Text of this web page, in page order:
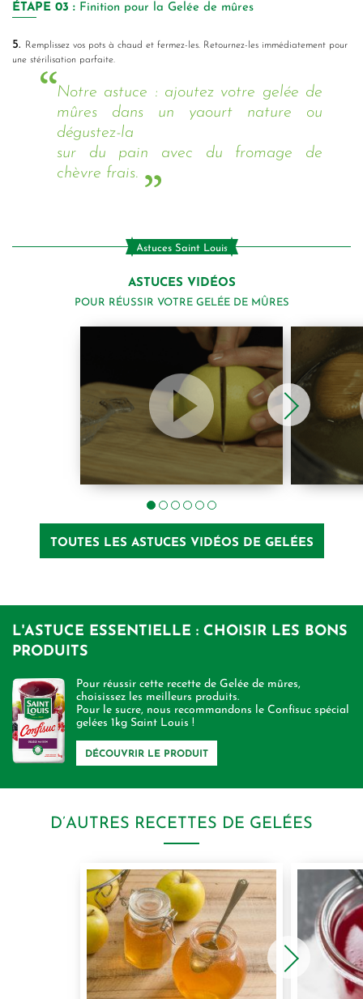
ÉTAPE 03 : Finition pour la Gelée de mûres
5.
Remplissez vos pots à chaud et fermez-les. Retournez-les immédiatement pour
une stérilisation parfaite.
Notre astuce : ajoutez votre gelée de
mûres dans un yaourt nature ou
dégustez-la
sur du pain avec du fromage de
chèvre frais.
Astuces Saint Louis
ASTUCES VIDÉOS
POUR RÉUSSIR VOTRE GELÉE DE MÛRES
TOUTES LES ASTUCES VIDÉOS DE GELÉES
L'ASTUCE ESSENTIELLE : CHOISIR LES BONS
PRODUITS
Pour réussir cette recette de Gelée de mûres,
choisissez les meilleurs produits.
Pour le sucre, nous recommandons le Confisuc spécial
gelées 1kg Saint Louis !
DÉCOUVRIR LE PRODUIT
D’AUTRES RECETTES DE GELÉES